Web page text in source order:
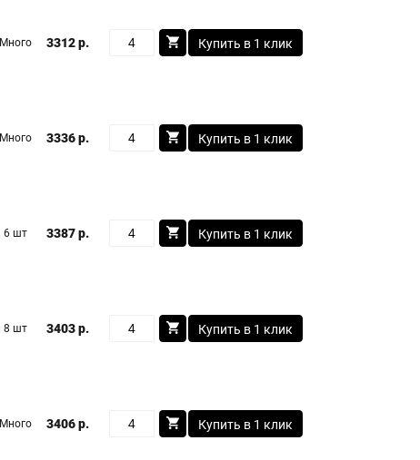
Много 3312 р. Купить в 1 клик
Много 3336 р. Купить в 1 клик
6 шт 3387 р. Купить в 1 клик
8 шт 3403 р. Купить в 1 клик
Много 3406 р. Купить в 1 клик